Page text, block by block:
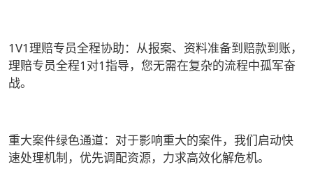
1V1理赔专员全程协助： 从报案、资料准备到赔款到账，
理赔专员全程1对1指导，您无需在复杂的流程中孤军奋
战。
重大案件绿色通道： 对于影响重大的案件，我们启动快
速处理机制，优先调配资源，力求高效化解危机。